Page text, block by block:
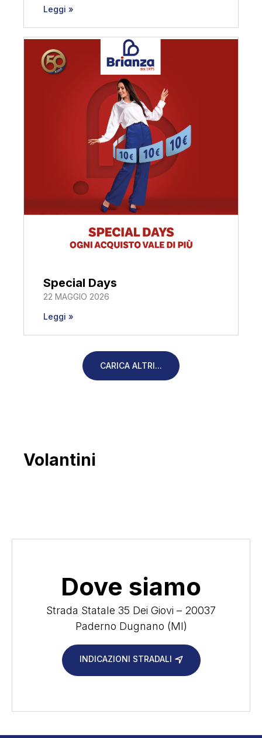
Leggi »
Special Days
22 MAGGIO 2026
Leggi »
CARICA ALTRI...
Volantini
Dove siamo
Strada Statale 35 Dei Giovi – 20037
Paderno Dugnano (MI)
INDICAZIONI STRADALI